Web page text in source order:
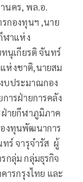
นคร, พล.อ.
กองทุนฯ ,นาย
ฬาแห่ง
นุเกียรติ จันทร์
ห่งชาติ,นายสม
บประมาณกอง
ารฝ่ายการคลัง
ายกีฬาภูมิภาค
งทุนพัฒนาการ
ร์ จารุจำรัส ผู้
กลุ่ม กลุ่มธุรกิจ
ารกรุงไทย และ